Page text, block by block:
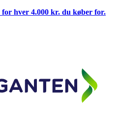
hver 4.000 kr. du køber for.